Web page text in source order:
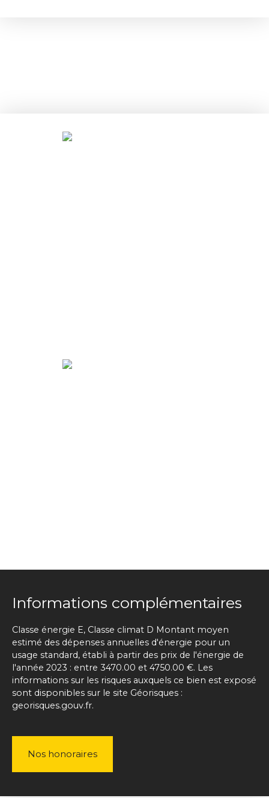
Informations complémentaires
Classe énergie E, Classe climat D Montant moyen
estimé des dépenses annuelles d'énergie pour un
usage standard, établi à partir des prix de l'énergie de
l'année 2023 : entre 3470.00 et 4750.00 €. Les
informations sur les risques auxquels ce bien est exposé
sont disponibles sur le site Géorisques :
georisques.gouv.fr.
Nos honoraires